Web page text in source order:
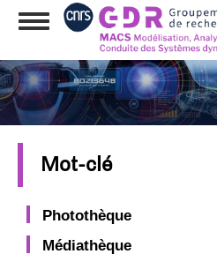
Aller
principal
Toggle
Mot-clé
Photothèque
Médiathèque